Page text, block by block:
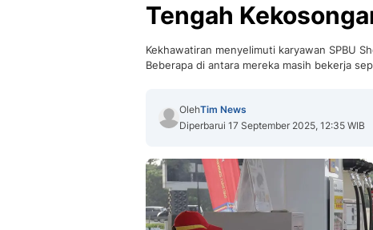
Tengah
Kekhawatiran menyelimuti karyawan SPBU
Beberapa di antara mereka masih bekerja
OlehTim News
Diperbarui 17 September 2025, 12:35 WIB